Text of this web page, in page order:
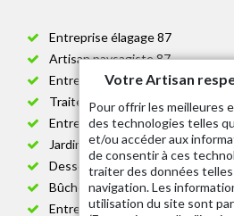
Entreprise élagage 87
Artisan paysagiste 87
Entreprise de jardinage 87
Traitement anti-chenille 87
Entreprise abattage arbre 87
Jardinier taille de haie 87
Dessouchage arbre et haie 87
Bûcheron 87
Entretien espace vert cimetière
Votre Artisan
Pour offrir les meilleures
des technologies telles
et/ou accéder aux
de consentir à ces
traiter des données
navigation. Les
utilisation du site sont